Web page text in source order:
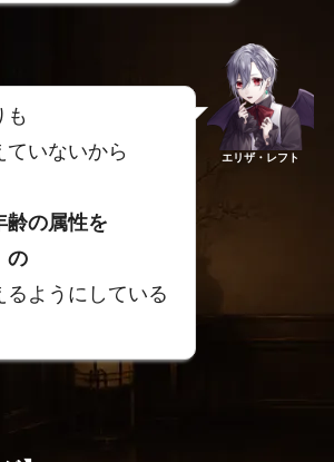
も
いないから
齢の属性を
の
るようにしている
エリザ・レフト